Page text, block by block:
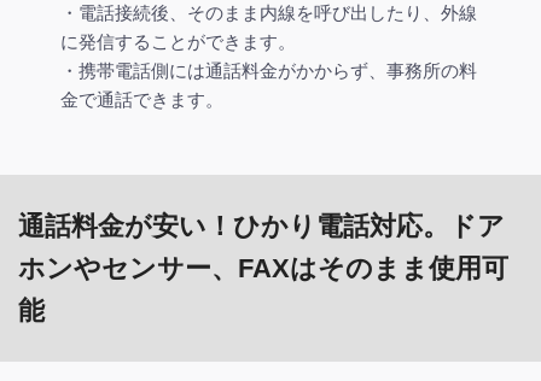
・電話接続後、そのまま内線を呼び出したり、外線
に発信することができます。
・携帯電話側には通話料金がかからず、事務所の料
金で通話できます。
通話料金が安い！ひかり電話対応。ドア
ホンやセンサー、FAXはそのまま使用可
能